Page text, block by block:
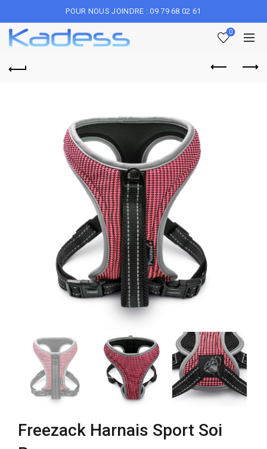
POUR NOUS JOINDRE : 09 79 68 02 61
0
Freezack Harnais Sport Soi